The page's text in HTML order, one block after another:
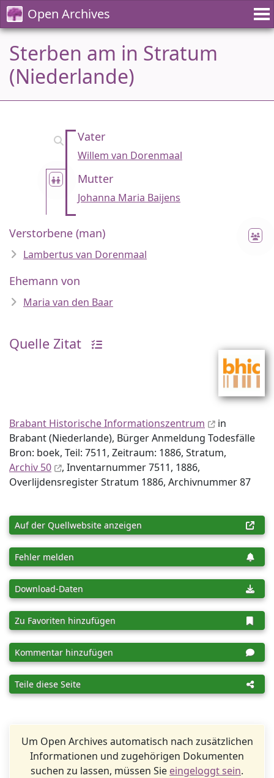
Open Archives
Sterben am in Stratum
(Niederlande)
Vater
Willem van Dorenmaal
Mutter
Johanna Maria Baijens
Verstorbene (man)
Lambertus van Dorenmaal
Ehemann von
Maria van den Baar
Quelle Zitat
Brabant Historische Informationszentrum
in
Brabant (Niederlande), Bürger Anmeldung Todesfälle
Bron: boek, Teil: 7511, Zeitraum: 1886, Stratum,
Archiv 50
, Inventar­nummer 7511, 1886,
Overlijdensregister Stratum 1886, Archiv­nummer 87
Auf der Quellwebsite anzeigen
Fehler melden
Download-Daten
Zu Favoriten hinzufügen
Kommentar hinzufügen
Teile diese Seite
Um Open Archives automatisch nach zusätzlichen
Informationen und zugehörigen Dokumenten
suchen zu lassen, müssen Sie eingeloggt sein.